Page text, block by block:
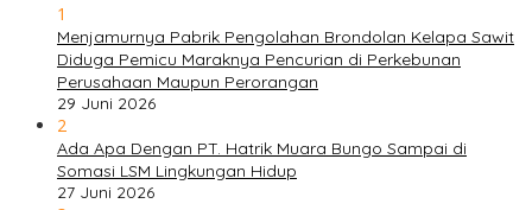
1
Menjamurnya Pabrik Pengolahan Brondolan Kelapa Sawit
Diduga Pemicu Maraknya Pencurian di Perkebunan
Perusahaan Maupun Perorangan
29 Juni 2026
2
Ada Apa Dengan PT. Hatrik Muara Bungo Sampai di
Somasi LSM Lingkungan Hidup
27 Juni 2026